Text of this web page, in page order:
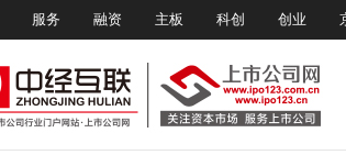
服务 融资 主板 科创 创业